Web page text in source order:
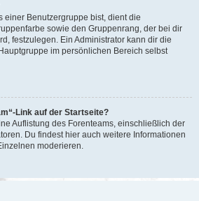
einer Benutzergruppe bist, dient die
sowie den Gruppenrang, der bei dir
festzulegen. Ein Administrator kann dir die
im persönlichen Bereich selbst
Link auf der Startseite?
Auflistung des Forenteams, einschließlich der
Du findest hier auch weitere Informationen
moderieren.